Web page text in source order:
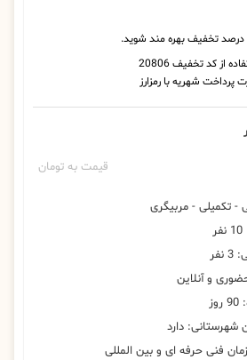
قیمت به تومان
- مربیگری
و آنلاین
شهرستانی: دارد
فنی حرفه ای و بین المللی